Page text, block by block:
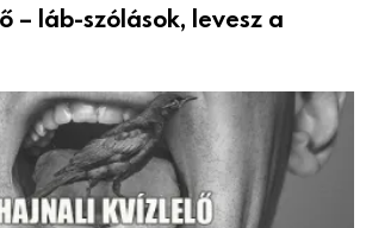
– láb-szólások, levesz a